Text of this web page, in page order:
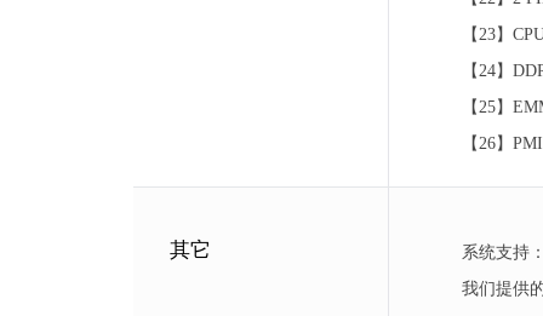
【23】
【24】
【25】
【26】
其它
系统支持
我们提供